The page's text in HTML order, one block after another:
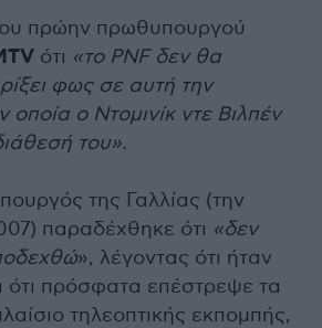
πρώην πρωθυπουργού
ότι «το PNF δεν θα
φως σε αυτή την
οποία ο Ντομινίκ ντε Βιλπέν
του».
της Γαλλίας (την
παραδέχθηκε ότι «δεν
», λέγοντας ότι ήταν
ότι πρόσφατα επέστρεψε τα
τηλεοπτικής εκπομπής,